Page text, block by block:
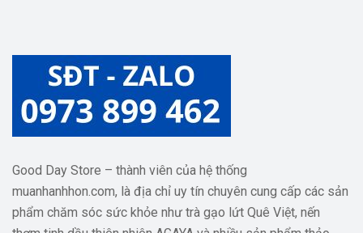
Good Day Store – thành viên của hệ thống
muanhanhhon.com, là địa chỉ uy tín chuyên cung cấp các sản
phẩm chăm sóc sức khỏe như trà gạo lứt Quê Việt, nến